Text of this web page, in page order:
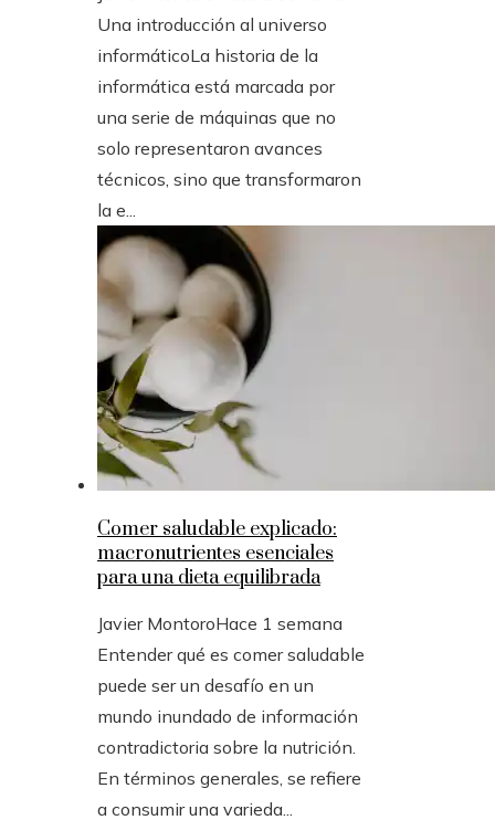
Una introducción al universo
informáticoLa historia de la
informática está marcada por
una serie de máquinas que no
solo representaron avances
técnicos, sino que transformaron
la e...
Comer saludable explicado:
macronutrientes esenciales
para una dieta equilibrada
Javier MontoroHace 1 semana
Entender qué es comer saludable
puede ser un desafío en un
mundo inundado de información
contradictoria sobre la nutrición.
En términos generales, se refiere
a consumir una varieda...